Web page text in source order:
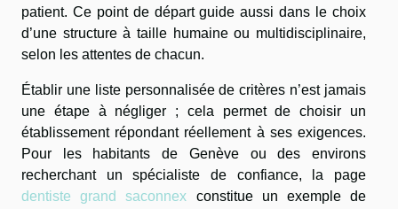
patient. Ce point de départ guide aussi dans le choix
d’une structure à taille humaine ou multidisciplinaire,
selon les attentes de chacun.
Établir une liste personnalisée de critères n’est jamais
une étape à négliger ; cela permet de choisir un
établissement répondant réellement à ses exigences.
Pour les habitants de Genève ou des environs
recherchant un spécialiste de confiance, la page
dentiste grand saconnex constitue un exemple de